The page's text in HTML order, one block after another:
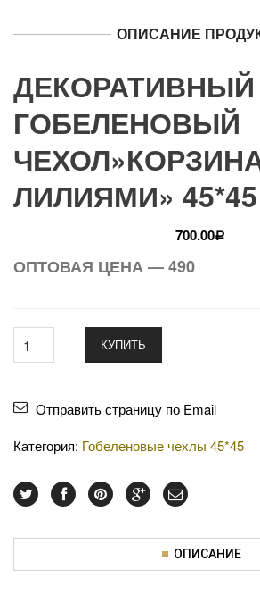
ОПИСАНИЕ
ДЕКОРАТИВНЫЙ
ГОБЕЛЕНОВЫЙ
ЛИЛИЯМИ» 45*45
700.00Р
ОПТОВАЯ ЦЕНА — 490
КУПИТЬ
Отправить страницу по Email
Категория: Гобеленовые чехлы 45*45
ОПИСАНИЕ